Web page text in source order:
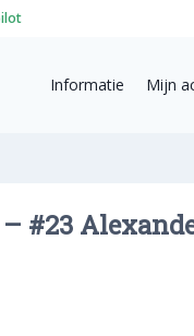
Informatie Mijn
#23